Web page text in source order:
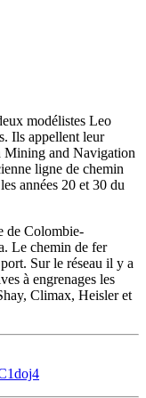
modélistes Leo
Ils appellent leur
Mining and Navigation
ligne de chemin
années 20 et 30 du
de Colombie-
Le chemin de fer
Sur le réseau il y a
à engrenages les
Climax, Heisler et